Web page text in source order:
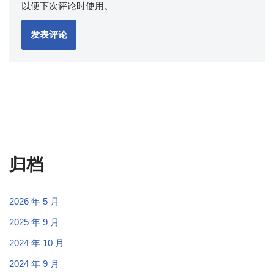
以便下次评论时使用。
归档
2026 年 5 月
2025 年 9 月
2024 年 10 月
2024 年 9 月